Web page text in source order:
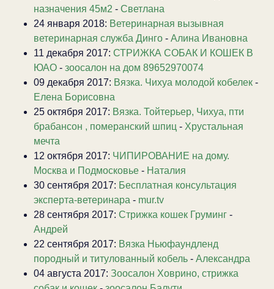
назначения 45м2 - Светлана
24 января 2018: Ветеринарная вызывная
ветеринарная служба Динго - Алина Ивановна
11 декабря 2017: СТРИЖКА СОБАК И КОШЕК В
ЮАО - зоосалон на дом 89652970074
09 декабря 2017: Вязка. Чихуа молодой кобелек -
Елена Борисовна
25 октября 2017: Вязка. Тойтерьер, Чихуа, пти
брабансон , померанский шпиц - Хрустальная
мечта
12 октября 2017: ЧИПИРОВАНИЕ на дому.
Москва и Подмосковье - Наталия
30 сентября 2017: Бесплатная консультация
эксперта-ветеринара - mur.tv
28 сентября 2017: Стрижка кошек Груминг -
Андрей
22 сентября 2017: Вязка Ньюфаундленд
породный и титулованный кобель - Александра
04 августа 2017: Зоосалон Ховрино, стрижка